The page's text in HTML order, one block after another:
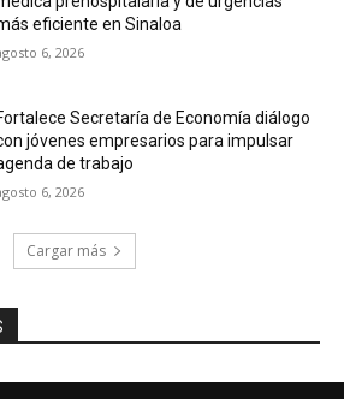
eficiente en Sinaloa
6, 2026
Secretaría de Economía diálogo
jóvenes empresarios para impulsar
de trabajo
6, 2026
Cargar más